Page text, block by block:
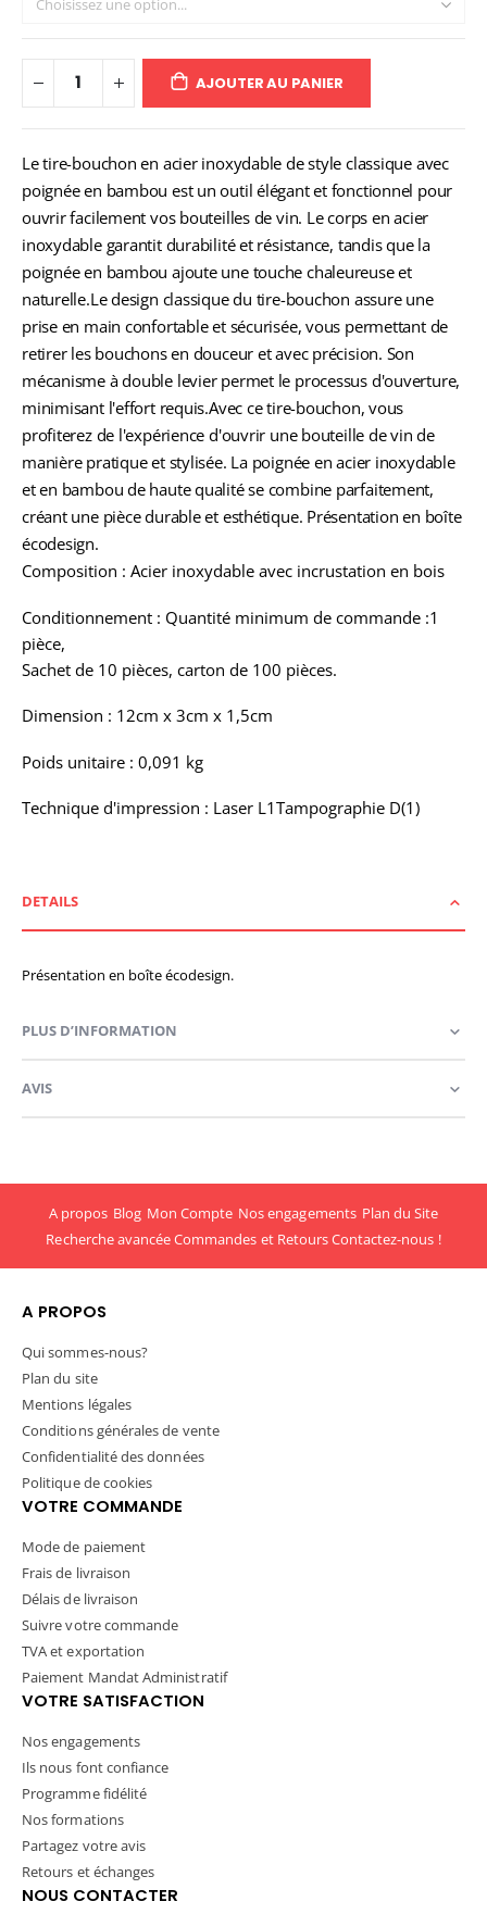
AJOUTER AU PANIER
Le tire-bouchon en acier inoxydable de style classique avec
poignée en bambou est un outil élégant et fonctionnel pour
ouvrir facilement vos bouteilles de vin. Le corps en acier
inoxydable garantit durabilité et résistance, tandis que la
poignée en bambou ajoute une touche chaleureuse et
naturelle.Le design classique du tire-bouchon assure une
prise en main confortable et sécurisée, vous permettant de
retirer les bouchons en douceur et avec précision. Son
mécanisme à double levier permet le processus d'ouverture,
minimisant l'effort requis.Avec ce tire-bouchon, vous
profiterez de l'expérience d'ouvrir une bouteille de vin de
manière pratique et stylisée. La poignée en acier inoxydable
et en bambou de haute qualité se combine parfaitement,
créant une pièce durable et esthétique. Présentation en boîte
écodesign.
Composition : Acier inoxydable avec incrustation en bois
Conditionnement : Quantité minimum de commande :1
pièce,
Sachet de 10 pièces, carton de 100 pièces.
Dimension : 12cm x 3cm x 1,5cm
Poids unitaire : 0,091 kg
Technique d'impression : Laser L1Tampographie D(1)
DETAILS
Présentation en boîte écodesign.
PLUS D’INFORMATION
AVIS
A propos Blog Mon Compte Nos engagements Plan du Site
Recherche avancéeCommandes et RetoursContactez-nous !
A PROPOS
Qui sommes-nous?
Plan du site
Mentions légales
Conditions générales de vente
Confidentialité des données
Politique de cookies
VOTRE COMMANDE
Mode de paiement
Frais de livraison
Délais de livraison
Suivre votre commande
TVA et exportation
Paiement Mandat Administratif
VOTRE SATISFACTION
Nos engagements
Ils nous font confiance
Programme fidélité
Nos formations
Partagez votre avis
Retours et échanges
NOUS CONTACTER